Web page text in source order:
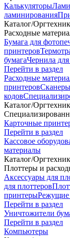
Калькуляторы
ламинирования
Каталог/
Расходные
Бумага для
принтеров
бумагаЧернила
Перейти в раздел
Расходные
принтеровСканеры
кодов
Каталог/
Карточные
Перейти в раздел
Кассовое
материалы
Каталог/
Плоттеры и
Аксессуары для
для плоттеров
принтерыРежущие
Перейти в раздел
Уничтожители
Перейти в раздел
Компьютеры